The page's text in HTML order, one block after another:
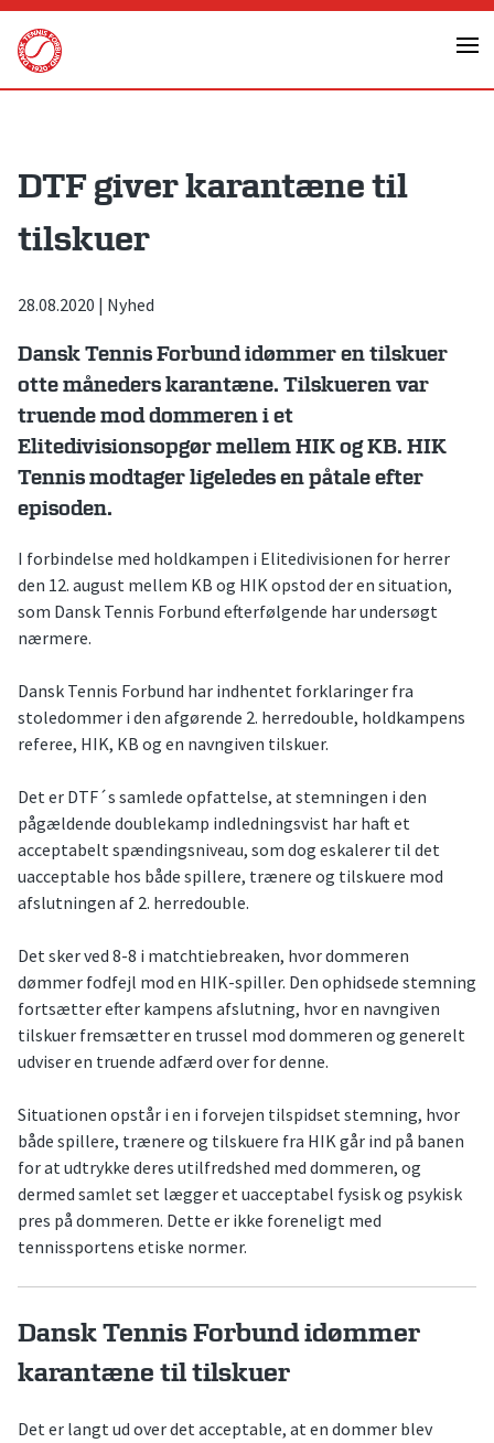
Skip
content
DTF giver karantæne til
tilskuer
28.08.2020 | Nyhed
Dansk Tennis Forbund idømmer en tilskuer
otte måneders karantæne. Tilskueren var
truende mod dommeren i et
Elitedivisionsopgør mellem HIK og KB. HIK
Tennis modtager ligeledes en påtale efter
episoden.
I forbindelse med holdkampen i Elitedivisionen for herrer
den 12. august mellem KB og HIK opstod der en situation,
som Dansk Tennis Forbund efterfølgende har undersøgt
nærmere.
Dansk Tennis Forbund har indhentet forklaringer fra
stoledommer i den afgørende 2. herredouble, holdkampens
referee, HIK, KB og en navngiven tilskuer.
Det er DTF´s samlede opfattelse, at stemningen i den
pågældende doublekamp indledningsvist har haft et
acceptabelt spændingsniveau, som dog eskalerer til det
uacceptable hos både spillere, trænere og tilskuere mod
afslutningen af 2. herredouble.
Det sker ved 8-8 i matchtiebreaken, hvor dommeren
dømmer fodfejl mod en HIK-spiller. Den ophidsede stemning
fortsætter efter kampens afslutning, hvor en navngiven
tilskuer fremsætter en trussel mod dommeren og generelt
udviser en truende adfærd over for denne.
Situationen opstår i en i forvejen tilspidset stemning, hvor
både spillere, trænere og tilskuere fra HIK går ind på banen
for at udtrykke deres utilfredshed med dommeren, og
dermed samlet set lægger et uacceptabel fysisk og psykisk
pres på dommeren. Dette er ikke foreneligt med
tennissportens etiske normer.
Dansk Tennis Forbund idømmer
karantæne til tilskuer
Det er langt ud over det acceptable, at en dommer blev